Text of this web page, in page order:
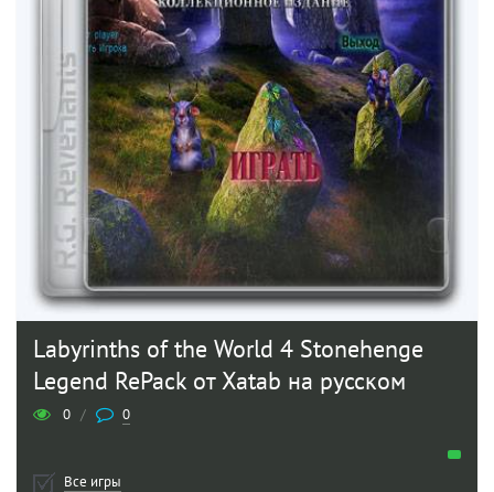
Labyrinths of the World 4 Stonehenge
Legend RePack от Xatab на русском
0 / 0
Все игры